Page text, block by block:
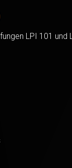
LPI 101